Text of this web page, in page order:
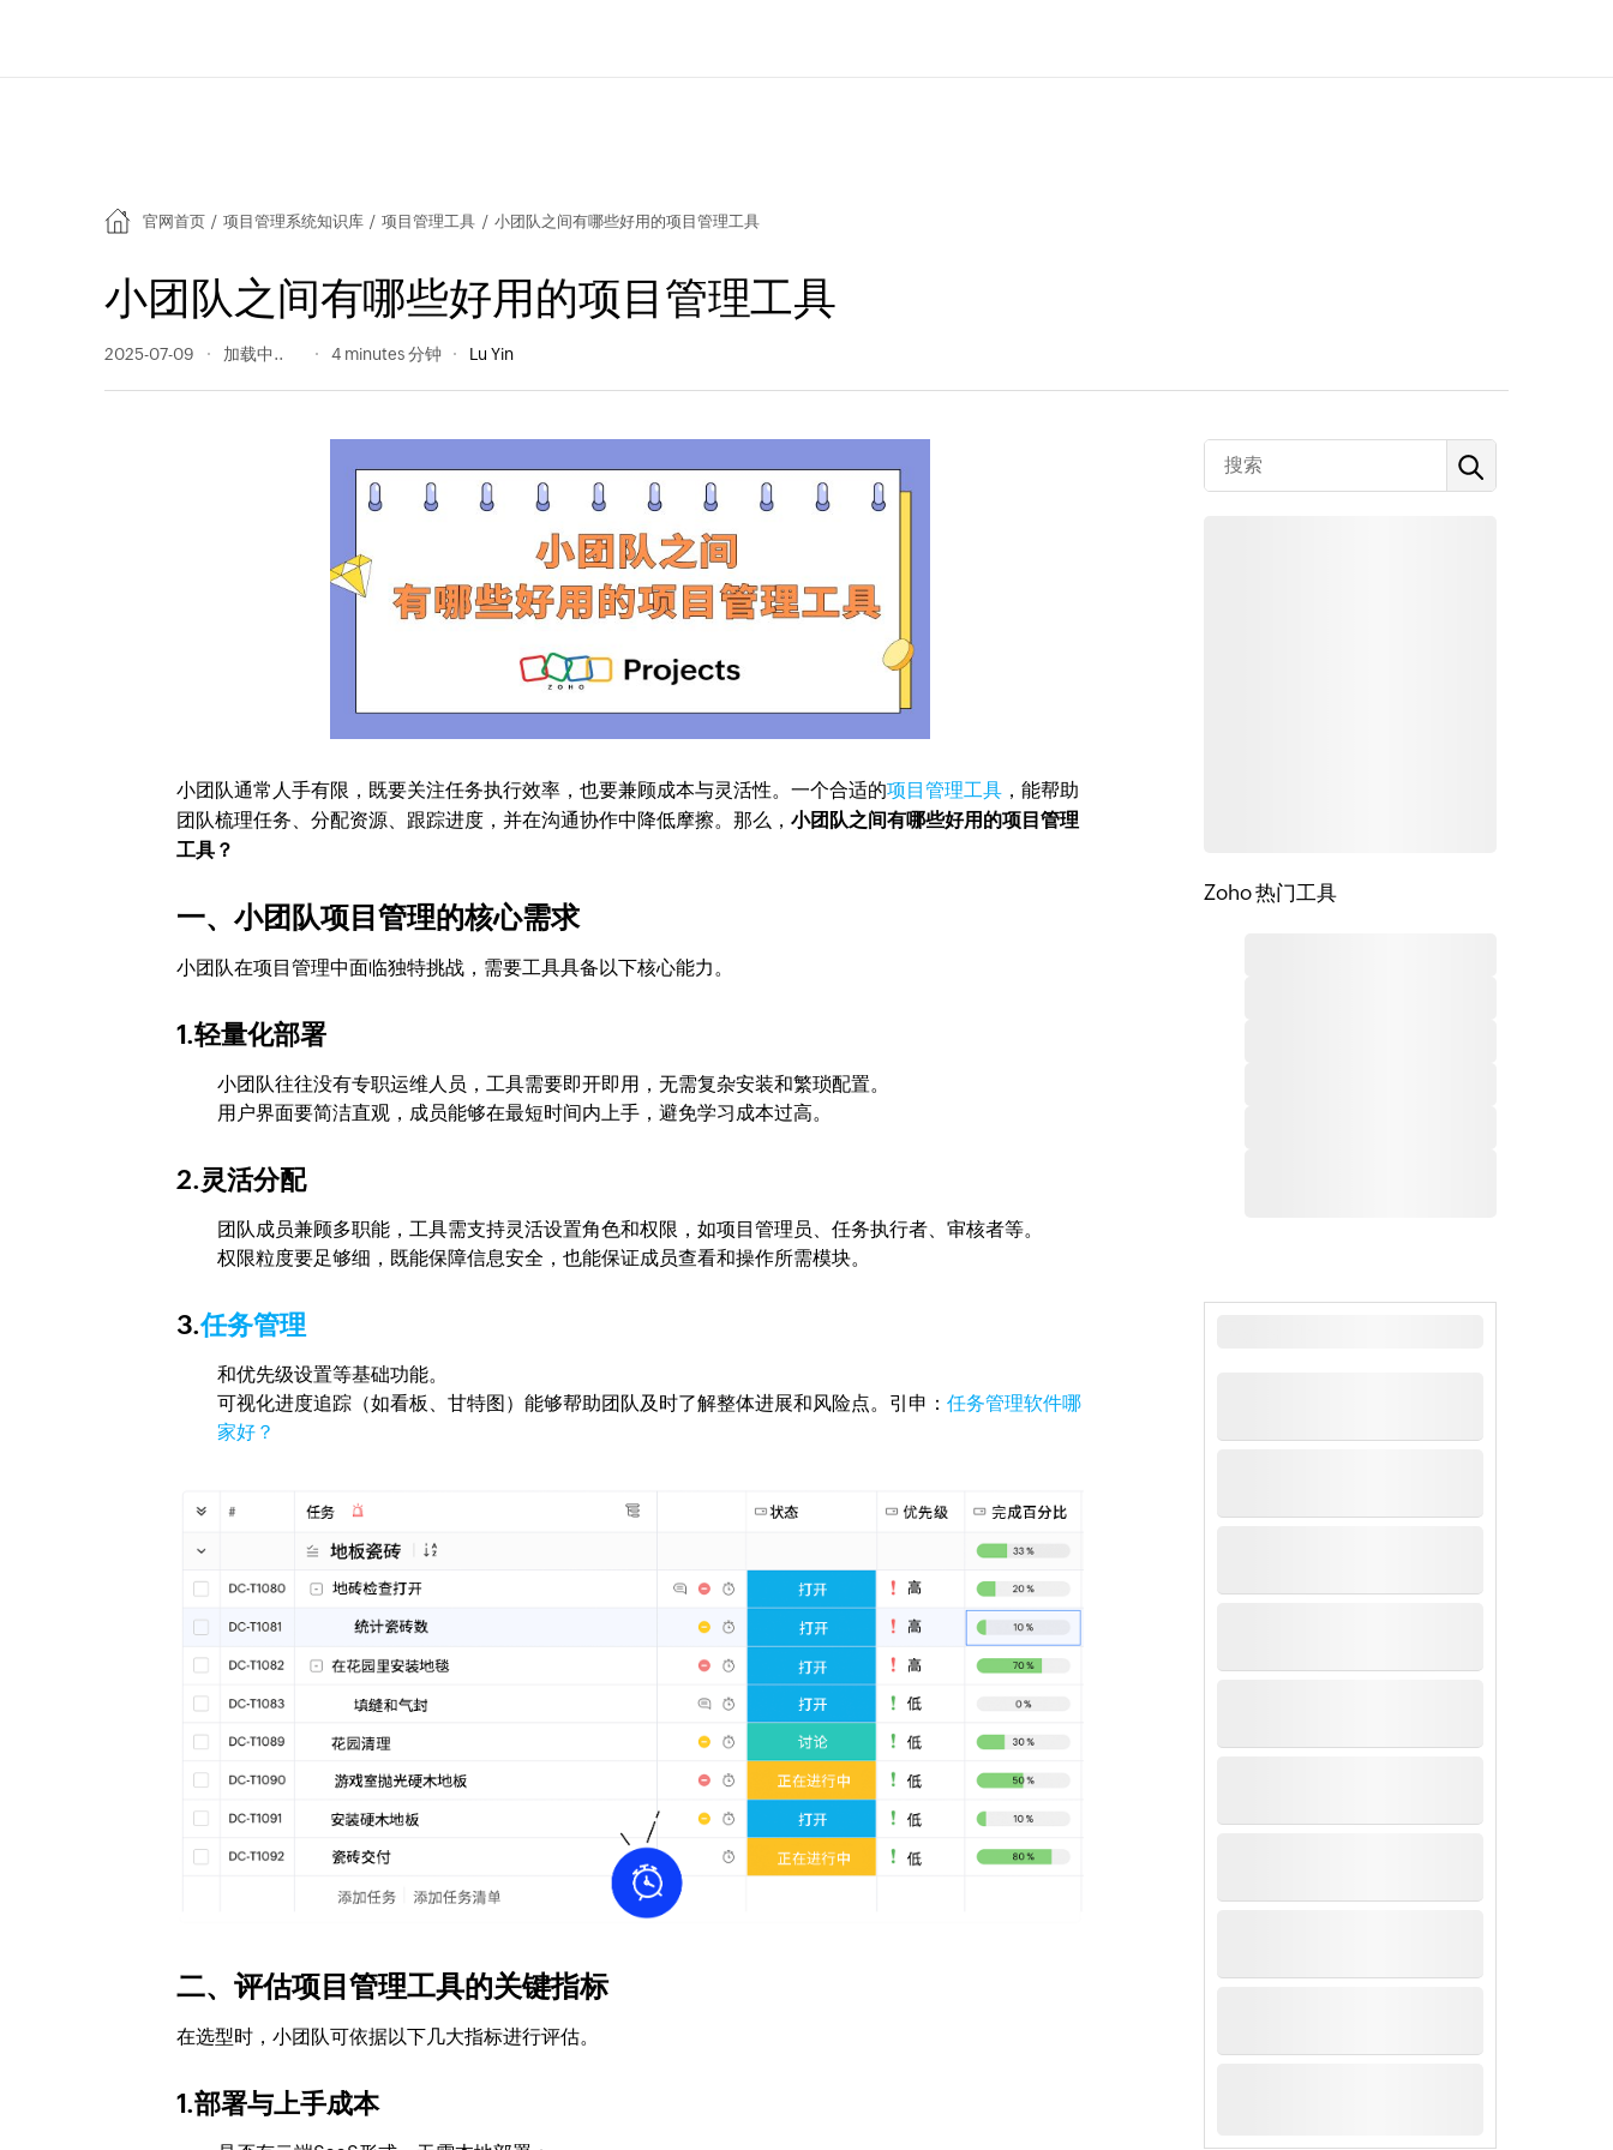
官网首页 / 项目管理系统知识库 / 项目管理工具 / 小团队之间有哪些好用的项目管理工具
小团队之间有哪些好用的项目管理工具
2025-07-09 175 阅读量 4 minutes 分钟 Lu Yin
小团队通常人手有限，既要关注任务执行效率，也要兼顾成本与灵活性。一个合适的项目管理工具 ，能帮助
团队梳理任务、分配资源、跟踪进度，并在沟通协作中降低摩擦。那么， 小团队之间有哪些好用的项目管理
工具？
一、小团队项目管理的核心需求
小团队在项目管理中面临独特挑战，需要工具具备以下核心能力。
1.轻量化部署
小团队往往没有专职运维人员，工具需要即开即用，无需复杂安装和繁琐配置。
用户界面要简洁直观，成员能够在最短时间内上手，避免学习成本过高。
2.灵活分配
团队成员兼顾多职能，工具需支持灵活设置角色和权限，如项目管理员、任务执行者、审核者等。
权限粒度要足够细，既能保障信息安全，也能保证成员查看和操作所需模块。
3.任务管理
和优先级设置等基础功能。
可视化进度追踪（如看板、甘特图）能够帮助团队及时了解整体进展和风险点。引申： 任务管理软件哪
家好？
二、评估项目管理工具的关键指标
在选型时，小团队可依据以下几大指标进行评估。
1.部署与上手成本
Zoho 热门工具